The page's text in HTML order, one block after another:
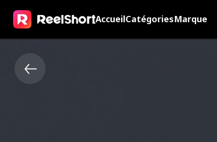
AccueilCatégoriesMarque